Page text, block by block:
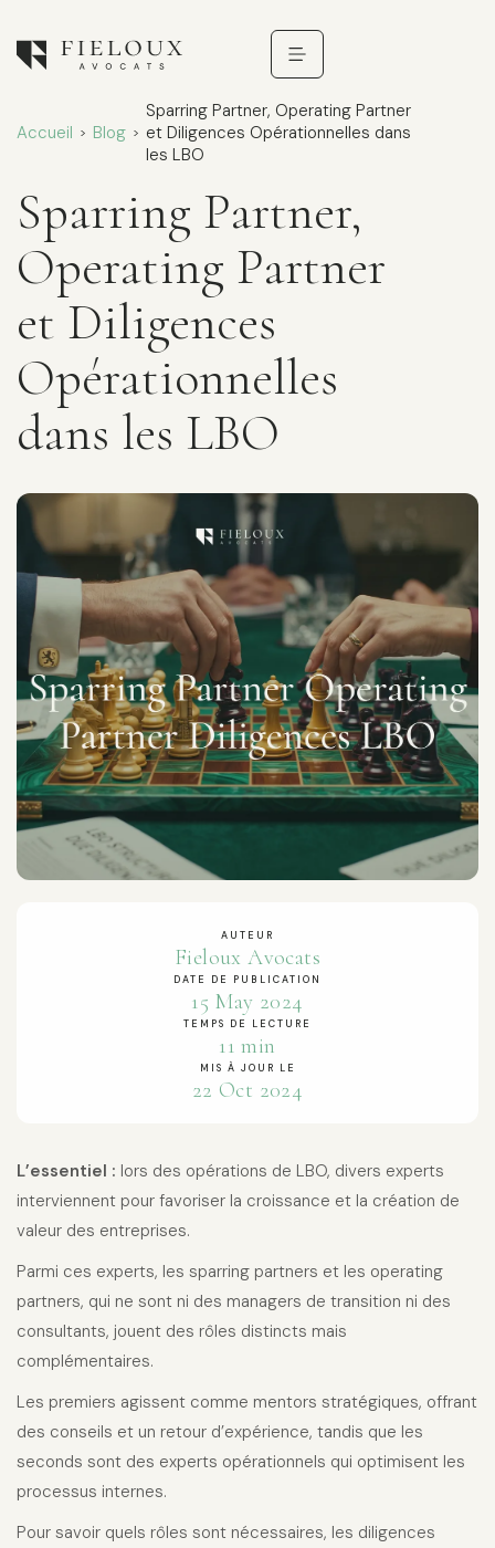
Accueil > Blog >
Sparring Partner, Operating Partner
et Diligences Opérationnelles dans
les LBO
Sparring Partner,
Operating Partner
et Diligences
Opérationnelles
dans les LBO
AUTEUR
Fieloux Avocats
DATE DE PUBLICATION
15 May 2024
TEMPS DE LECTURE
11 min
MIS À JOUR LE
22 Oct 2024
L’essentiel : lors des opérations de LBO, divers experts
interviennent pour favoriser la croissance et la création de
valeur des entreprises.
Parmi ces experts, les sparring partners et les operating
partners, qui ne sont ni des managers de transition ni des
consultants, jouent des rôles distincts mais
complémentaires.
Les premiers agissent comme mentors stratégiques, offrant
des conseils et un retour d’expérience, tandis que les
seconds sont des experts opérationnels qui optimisent les
processus internes.
Pour savoir quels rôles sont nécessaires, les diligences